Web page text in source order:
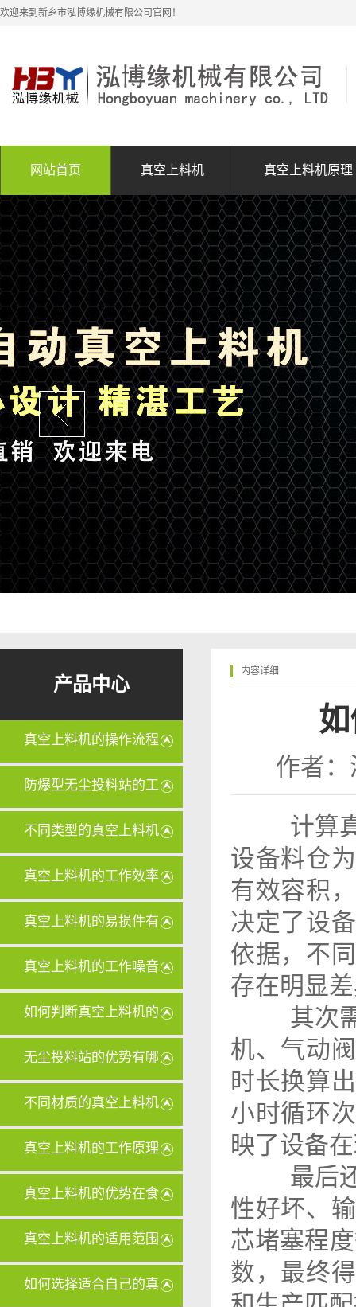
欢迎来到新乡市泓博缘机械有限公司官网！
网站首页 真空上料机 真空上料机原理
产品中心
真空上料机的操作流程
是怎样的
防爆型无尘投料站的工
作原理是
不同类型的真空上料机
在维护和
真空上料机的工作效率
和传统上
真空上料机的易损件有
哪些？真空上料机的工作噪音
大怎么办
如何判断真空上料机的
滤芯是否
无尘投料站的优势有哪
不同材质的真空上料机
滤芯在清
真空上料机的工作原理
对其设计
真空上料机的优势在食
品行业中
真空上料机的适用范围
有哪些？
如何选择适合自己的真
内容详细
作者
计算真
设备料仓
有效容积
决定了设
依据，不
存在明显
其次需
机、气动
时长换算
小时循环
映了设备
最后还
性好坏、
芯堵塞程
数，最终